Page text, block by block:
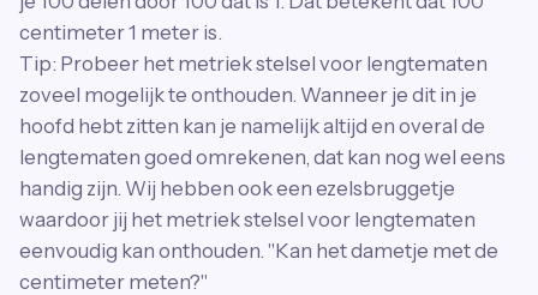
centimeter 1 meter is.
Tip: Probeer het metriek stelsel voor lengtematen
zoveel mogelijk te onthouden. Wanneer je dit in je
hoofd hebt zitten kan je namelijk altijd en overal de
lengtematen goed omrekenen, dat kan nog wel eens
handig zijn. Wij hebben ook een ezelsbruggetje
waardoor jij het metriek stelsel voor lengtematen
eenvoudig kan onthouden. "Kan het dametje met de
centimeter meten?"